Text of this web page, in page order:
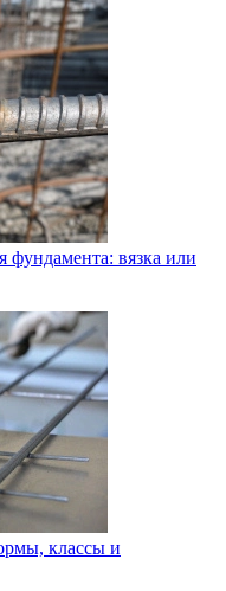
фундамента: вязка или
классы и